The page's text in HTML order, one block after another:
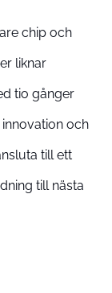
chip och
liknar
tio gånger
och
till ett
till nästa